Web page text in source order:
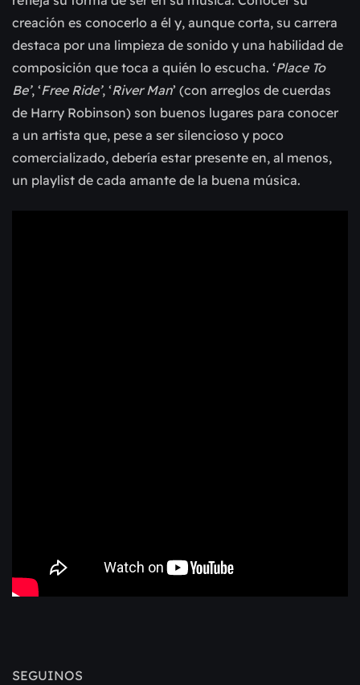
creación es conocerlo a él y, aunque corta, su carrera
destaca por una limpieza de sonido y una habilidad de
composición que toca a quién lo escucha. ‘Place To
Be’, ‘Free Ride’, ‘River Man’ (con arreglos de cuerdas
de Harry Robinson) son buenos lugares para conocer
a un artista que, pese a ser silencioso y poco
comercializado, debería estar presente en, al menos,
un playlist de cada amante de la buena música.
SEGUINOS